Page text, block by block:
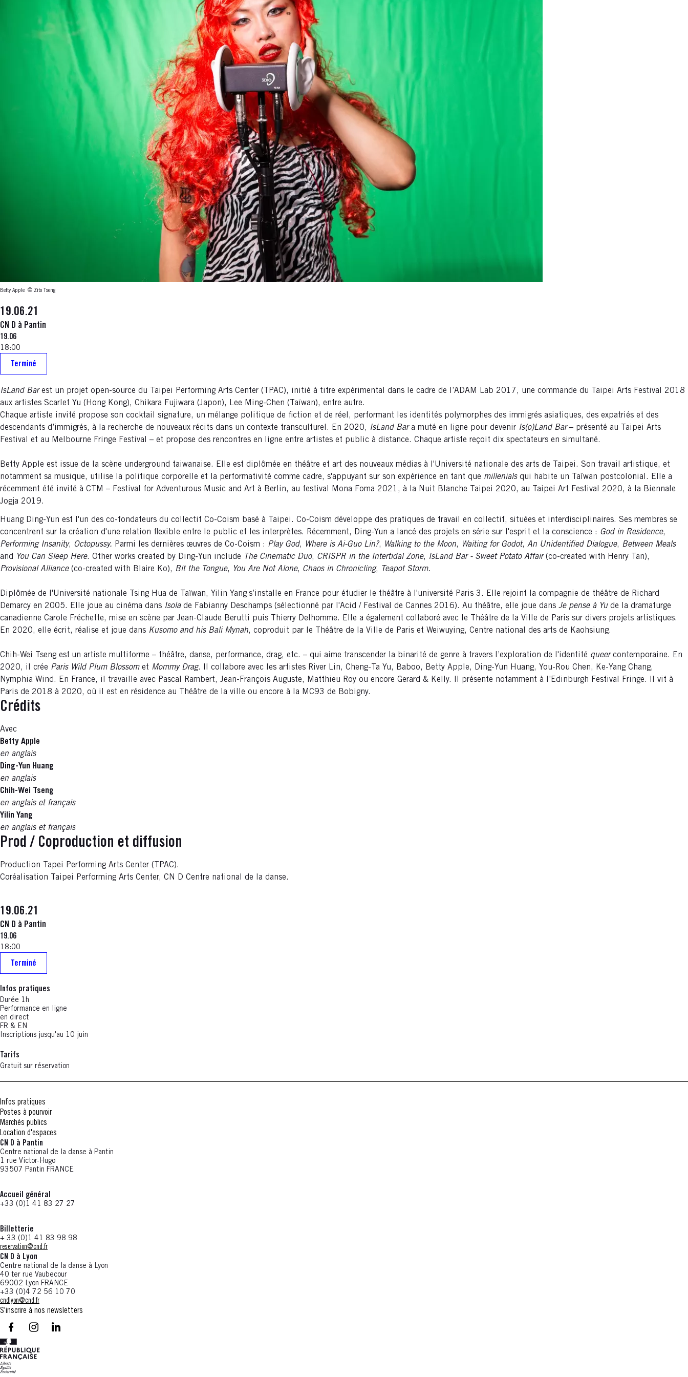
Betty Apple © Zito Tseng
19.06.21
CN D à Pantin
19.06
18:00
Terminé
IsLand Barest un projet open-source du Taipei Performing Arts Center (TPAC), initié à titre expérimental dans le cadre de l’ADAM Lab 2017, une commande du Taipei Arts Festival 2018
aux artistes Scarlet Yu (Hong Kong), Chikara Fujiwara (Japon), Lee Ming-Chen (Taïwan), entre autre.
Chaque artiste invité propose son cocktail signature, un mélange politique de fiction et de réel, performant les identités polymorphes des immigrés asiatiques, des expatriés et des
descendants d’immigrés, à la recherche de nouveaux récits dans un contexte transculturel. En 2020, IsLand Bara muté en ligne pour devenir Is(o)Land Bar– présenté au Taipei Arts
Festival et au Melbourne Fringe Festival – et propose des rencontres en ligne entre artistes et public à distance. Chaque artiste reçoit dix spectateurs en simultané.
Betty Apple est issue de la scène underground taiwanaise. Elle est diplômée en théâtre et art des nouveaux médias à l'Université nationale des arts de Taipei. Son travail artistique, et
notamment sa musique, utilise la politique corporelle et la performativité comme cadre, s'appuyant sur son expérience en tant que millenialsqui habite un Taïwan postcolonial. Elle a
récemment été invité à CTM – Festival for Adventurous Music and Art à Berlin, au festival Mona Foma 2021, à la Nuit Blanche Taipei 2020, au Taipei Art Festival 2020, à la Biennale
Jogja 2019.
Huang Ding-Yun est l'un des co-fondateurs du collectif Co-Coism basé à Taipei. Co-Coism développe des pratiques de travail en collectif, situées et interdisciplinaires. Ses membres se
concentrent sur la création d'une relation flexible entre le public et les interprètes. Récemment, Ding-Yun a lancé des projets en série sur l'esprit et la conscience : God in Residence,
Performing Insanity, Octopussy. Parmi les dernières œuvres de Co-Coism : Play God, Where is Ai-Guo Lin?, Walking to the Moon, Waiting for Godot, An Unidentified Dialogue, Between Meals
and
You Can Sleep Here. Other works created by Ding-Yun include The Cinematic Duo, CRISPR in the Intertidal Zone, IsLand Bar - Sweet Potato Affair(co-created with Henry Tan),
Provisional Alliance(co-created with Blaire Ko), Bit the Tongue, You Are Not Alone, Chaos in Chronicling, Teapot Storm.
Diplômée de l'Université nationale Tsing Hua de Taïwan, Yilin Yang s’installe en France pour étudier le théâtre à l'université Paris 3. Elle rejoint la compagnie de théâtre de Richard
Demarcy en 2005. Elle joue au cinéma dans Isolade Fabianny Deschamps (sélectionné par l'Acid / Festival de Cannes 2016). Au théâtre, elle joue dans Je pense à Yude la dramaturge
canadienne Carole Fréchette, mise en scène par Jean-Claude Berutti puis Thierry Delhomme. Elle a également collaboré avec le Théâtre de la Ville de Paris sur divers projets artistiques.
En 2020, elle écrit, réalise et joue dans Kusomo and his Bali Mynah, coproduit par le Théâtre de la Ville de Paris et Weiwuying, Centre national des arts de Kaohsiung.
Chih-Wei Tseng est un artiste multiforme – théâtre, danse, performance, drag, etc. – qui aime transcender la binarité de genre à travers l’exploration de l'identité queercontemporaine. En
2020, il crée Paris Wild Plum Blossom et Mommy Drag. Il collabore avec les artistes River Lin, Cheng-Ta Yu, Baboo, Betty Apple, Ding-Yun Huang, You-Rou Chen, Ke-Yang Chang,
Nymphia Wind. En France, il travaille avec Pascal Rambert, Jean-François Auguste, Matthieu Roy ou encore Gerard & Kelly. Il présente notamment à l’Edinburgh Festival Fringe. Il vit à
Paris de 2018 à 2020, où il est en résidence au Théâtre de la ville ou encore à la MC93 de Bobigny.
Crédits
Avec
Betty Apple
en anglais
Ding-Yun Huang
en anglais
Chih-Wei Tseng
en anglais et français
Yilin Yang
en anglais et français
Prod / Coproduction et diffusion
Production Tapei Performing Arts Center (TPAC).
Coréalisation Taipei Performing Arts Center, CN D Centre national de la danse.
19.06.21
CN D à Pantin
19.06
18:00
Terminé
Infos pratiques
Durée 1h
Performance en ligne
en direct
FR & EN
Inscriptions jusqu'au 10 juin
Tarifs
Gratuit sur réservation
Infos pratiques
Postes à pourvoir
Marchés publics
Location d'espaces
CN D à Pantin
Centre national de la danse à Pantin
1 rue Victor-Hugo
93507 Pantin FRANCE
Accueil général
+33 (0)1 41 83 27 27
Billetterie
+ 33 (0)1 41 83 98 98
reservation@cnd.fr
CN D à Lyon
Centre national de la danse à Lyon
40 ter rue Vaubecour
69002 Lyon FRANCE
+33 (0)4 72 56 10 70
cndlyon@cnd.fr
S'inscrire à nos newsletters
facebook - CN D - Nouvelle fenêtre
instagram - CN D - Nouvelle fenêtre
LinkedIn - CN D - Nouvelle fenêtre